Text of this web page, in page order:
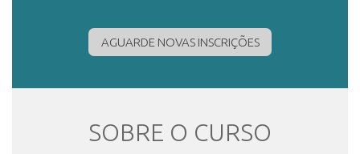
DOCENTES
AGUARDE NOVAS INSCRIÇÕES
SOBRE O CURSO